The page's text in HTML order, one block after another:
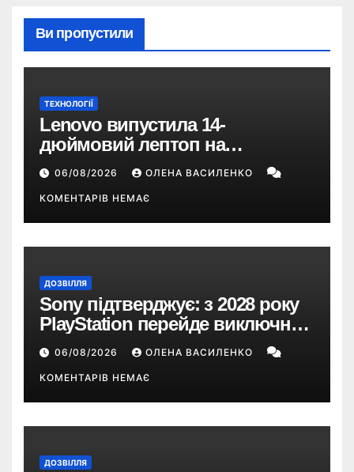
Ви пропустили
ТЕХНОЛОГІЇ
Lenovo випустила 14-
дюймовий лептоп на
Snapdragon X2 з автономністю
понад 33 години
06/08/2026 ОЛЕНА ВАСИЛЕНКО
КОМЕНТАРІВ НЕМАЄ
ДОЗВІЛЛЯ
Sony підтверджує: з 2028 року
PlayStation перейде виключно
на цифрові ігри
06/08/2026 ОЛЕНА ВАСИЛЕНКО
КОМЕНТАРІВ НЕМАЄ
ДОЗВІЛЛЯ